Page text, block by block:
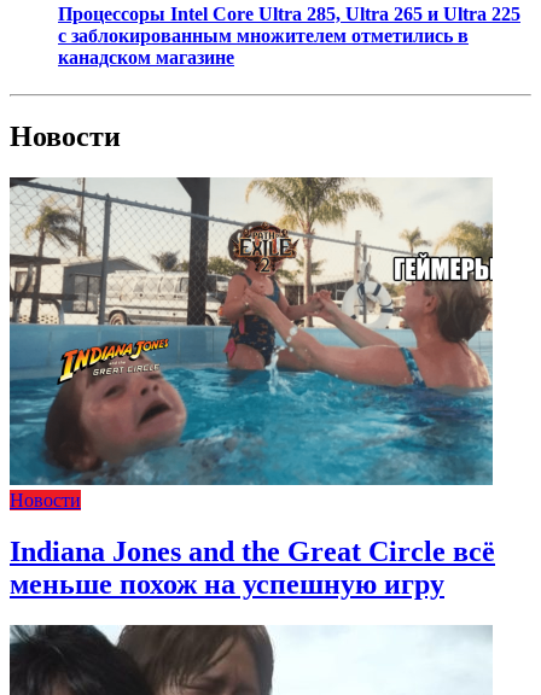
Процессоры Intel Core Ultra 285, Ultra 265 и Ultra 225
с заблокированным множителем отметились в
канадском магазине
Новости
Новости
Indiana Jones and the Great Circle всё
меньше похож на успешную игру